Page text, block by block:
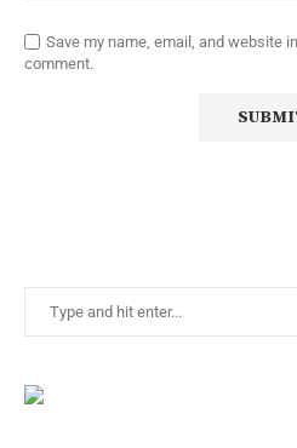
Save my name, email, and website
comment.